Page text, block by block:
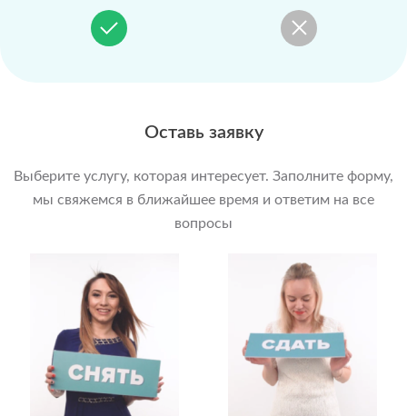
Оставь заявку
Выберите услугу, которая интересует. Заполните форму,
мы свяжемся в ближайшее время и ответим на все
вопросы